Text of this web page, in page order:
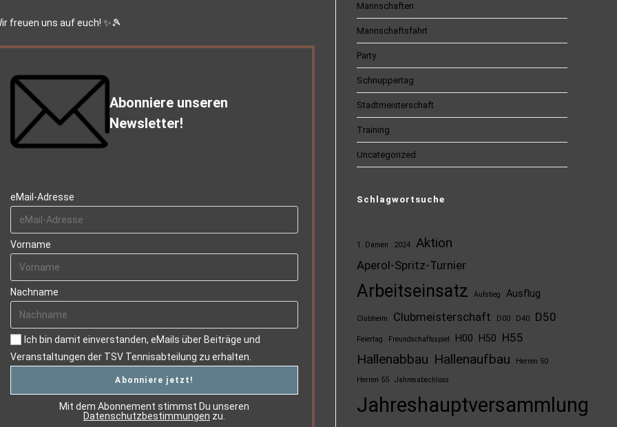
freuen uns auf euch! ✨🎾
Abonniere unseren
Newsletter!
eMail-Adresse
Vorname
Nachname
Ich bin damit einverstanden, eMails über Beiträge und
Veranstaltungen der TSV Tennisabteilung zu erhalten.
Mit dem Abonnement stimmst Du unseren
Datenschutzbestimmungen zu.
Mannschaften
Mannschaftsfahrt
Party
Schnuppertag
Stadtmeisterschaft
Training
Uncategorized
Schlagwortsuche
1. Damen 2024 Aktion
Aperol-Spritz-Turnier
Arbeitseinsatz Aufstieg Ausflug
Clubheim Clubmeisterschaft D00 D40 D50
Feiertag Freundschaftsspiel H00 H50 H55
Hallenabbau Hallenaufbau Herren 50
Herren 55 Jahresabschluss
Jahreshauptversammlung